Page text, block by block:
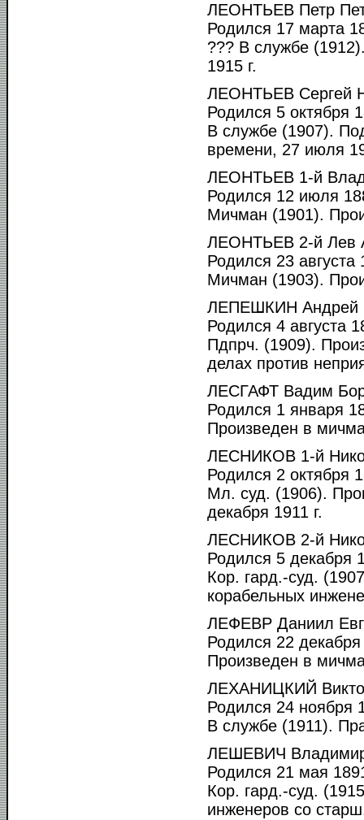
ЛЕОНТЬЕВ Петр
Родился 17 марта
??? В службе
1915 г.
ЛЕОНТЬЕВ Сергей
Родился 5 октября
В службе (1907).
времени, 27 июля
ЛЕОНТЬЕВ 1-й
Родился 12 июля
Мичман (1901).
ЛЕОНТЬЕВ 2-й Лев
Родился 23 августа
Мичман (1903).
ЛЕПЕШКИН Андрей
Родился 4 августа
Пдпрч. (1909).
делах против
ЛЕСГАФТ Вадим
Родился 1 января
Произведен в
ЛЕСНИКОВ 1-й
Родился 2 октября
Мл. суд. (1906).
декабря 1911 г.
ЛЕСНИКОВ 2-й
Родился 5 декабря
Кор. гард.-суд.
корабельных
ЛЕФЕВР Даниил
Родился 22 декабря
Произведен в
ЛЕХАНИЦКИЙ
Родился 24 ноября
В службе (1911).
ЛЕШЕВИЧ
Родился 21 мая
Кор. гард.-суд.
инженеров со